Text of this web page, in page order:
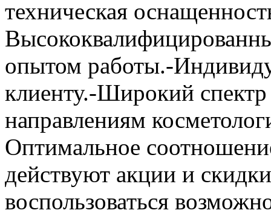
техническая
опытом работы.-
клиенту.-Широкий
направлениям
Оптимальное
действуют акции и
воспользоваться